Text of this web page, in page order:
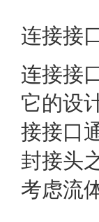
连接接
连接接
它的设
接接口
封接头
考虑流